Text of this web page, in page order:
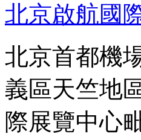
北京啟航國
北京首都機
義區天竺地
際展覽中心